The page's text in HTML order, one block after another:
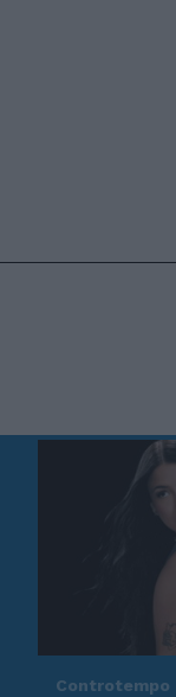
Controtempo